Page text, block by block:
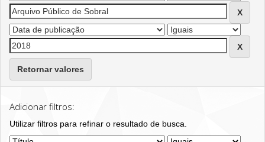
Retornar valores
Adicionar filtros:
Utilizar filtros para refinar o resultado de busca.